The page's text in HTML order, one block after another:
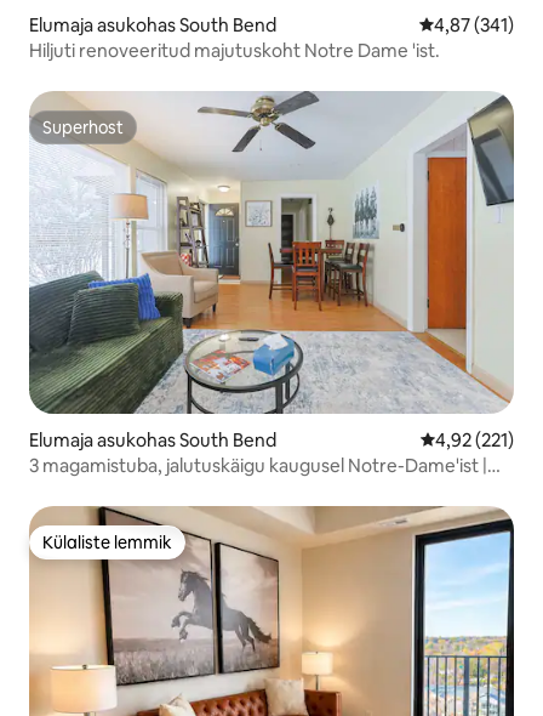
Elumaja asukohas South Bend Keskmine
4,87 (341)
Hiljuti renoveeritud majutuskoht Notre Dame 'ist.
Superhost
Superhost
Elumaja asukohas South Bend Keskmine
4,92 (221)
3 magamistuba, jalutuskäigu kaugusel Notre-Dame'ist |
Külaliste lemmik
Külaliste lemmik